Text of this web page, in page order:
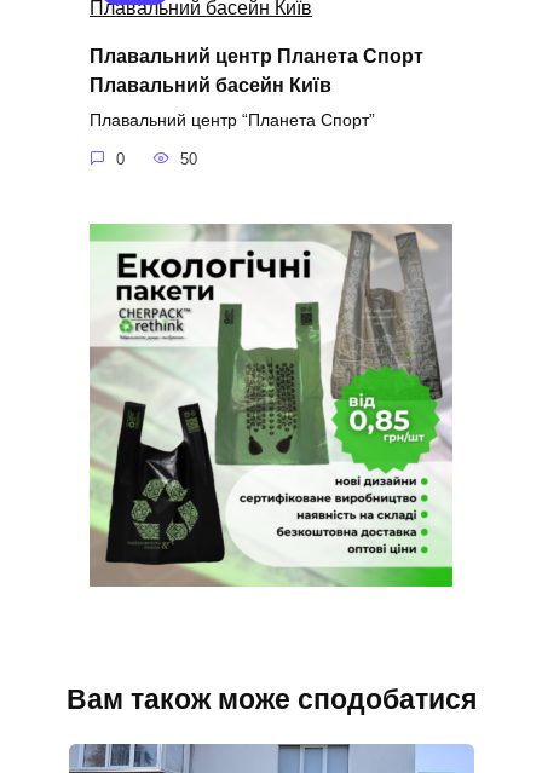
Плавальний центр Планета Спорт
Плавальний басейн Київ
Плавальний центр “Планета Спорт”
0 50
Вам також може сподобатися